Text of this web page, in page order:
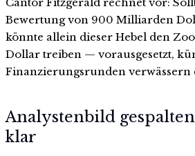
Cantor Fitzgerald rechnet vor:
Bewertung von 900 Milliarden
könnte allein dieser Hebel den
Dollar treiben — vorausgesetzt,
Finanzierungsrunden verwässern
Analystenbild
klar